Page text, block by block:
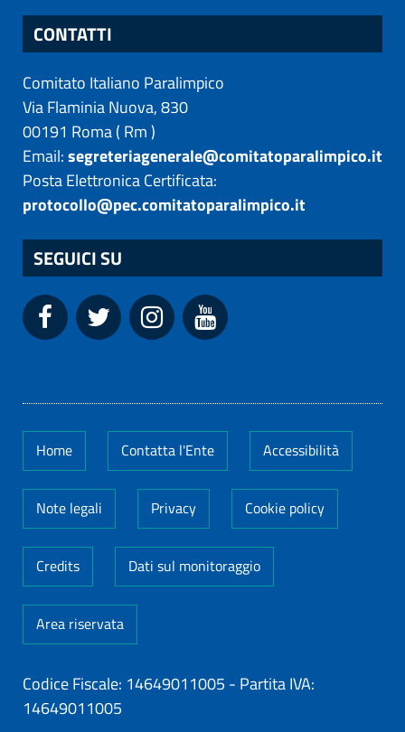
CONTATTI
Comitato Italiano Paralimpico
Via Flaminia Nuova, 830
00191 Roma( Rm)
Email:segreteriagenerale@comitatoparalimpico.it
Posta Elettronica Certificata:
protocollo@pec.comitatoparalimpico.it
SEGUICI SU
Home Contatta l'Ente Accessibilità
Note legali Privacy Cookie policy
Credits Dati sul monitoraggio
Area riservata
Codice Fiscale: 14649011005 - Partita IVA:
14649011005